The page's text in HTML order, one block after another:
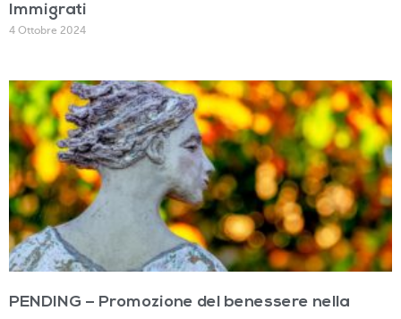
Immigrati
4 Ottobre 2024
PENDING – Promozione del benessere nella